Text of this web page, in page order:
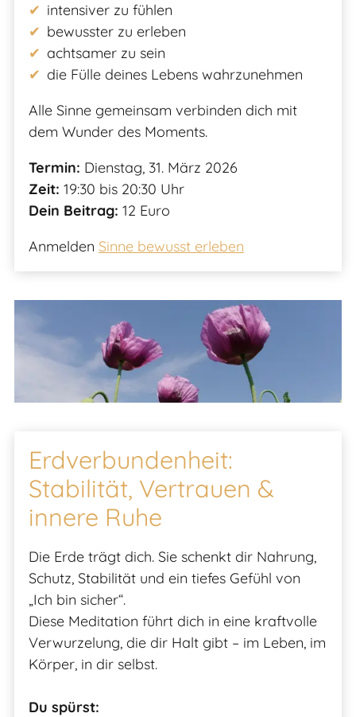
intensiver zu fühlen
bewusster zu erleben
achtsamer zu sein
die Fülle deines Lebens wahrzunehmen
Alle Sinne gemeinsam verbinden dich mit
dem Wunder des Moments.
Termin: Dienstag, 31. März 2026
Zeit: 19:30 bis 20:30 Uhr
Dein Beitrag: 12 Euro
Anmelden Sinne bewusst erleben
Erdverbundenheit:
Stabilität, Vertrauen &
innere Ruhe
Die Erde trägt dich. Sie schenkt dir Nahrung,
Schutz, Stabilität und ein tiefes Gefühl von
„Ich bin sicher“.
Diese Meditation führt dich in eine kraftvolle
Verwurzelung, die dir Halt gibt – im Leben, im
Körper, in dir selbst.
Du spürst: